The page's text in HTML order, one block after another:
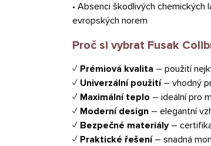
• Absenci škodlivých
evropských norem
Proč si vybrat Fusak
✓ Prémiová kvalita – použití
✓ Univerzální použití – vhodný
✓ Maximální teplo – ideální pro
✓ Moderní design – elegantní
✓ Bezpečné materiály –
✓ Praktické řešení – snadná